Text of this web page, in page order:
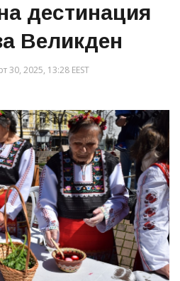
дестинация
Великден
30, 2025, 13:28 EEST